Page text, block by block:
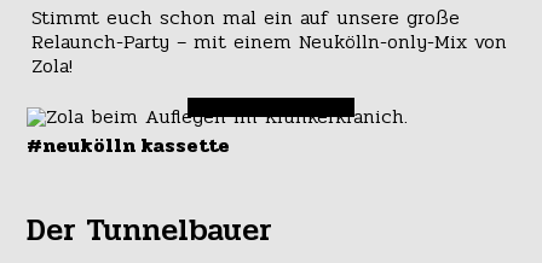
Stimmt euch schon mal ein auf unsere große
Relaunch-Party – mit einem Neukölln-only-Mix von
Zola!
#neukölln kassette
Der Tunnelbauer